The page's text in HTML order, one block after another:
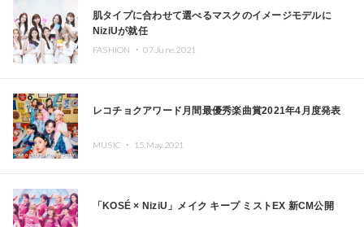
肌タイプに合わせて選べるマスクのイメージモデルに
NiziUが就任
FASHION ・07.June.2021
レコチョクアワード月間最優秀楽曲賞2021年4月度発表
MUSIC ・ 15.May.2021
「KOSÉ × NiziU」メイク キープ ミストEX 新CM公開